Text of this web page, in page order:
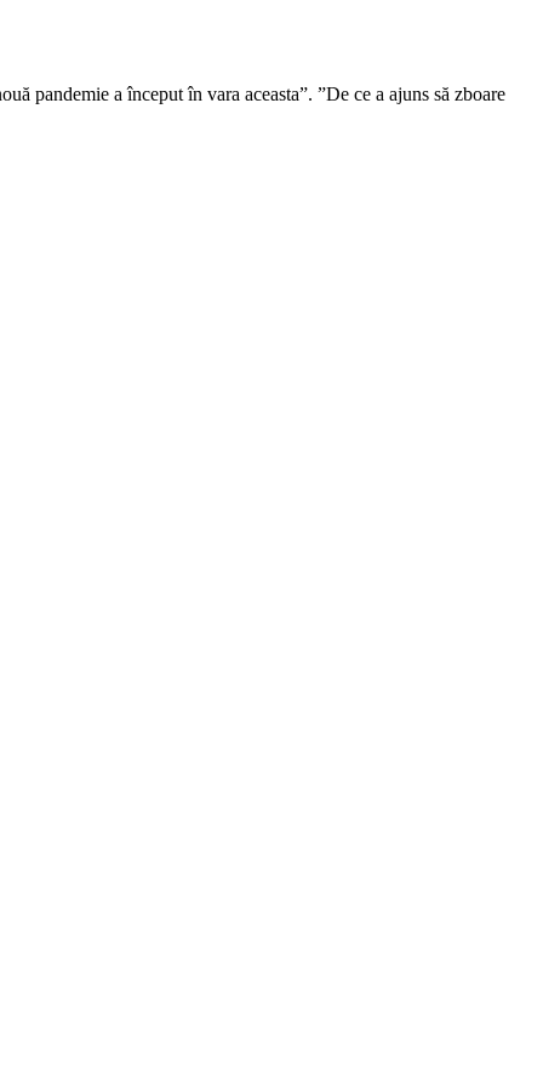
pandemie a început în vara aceasta”. ”De ce a ajuns să zboare